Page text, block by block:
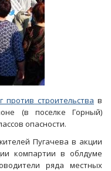
против строительства в
(в поселке Горный)
опасности.
Пугачева в акции
компартии в облдуме
ряда местных